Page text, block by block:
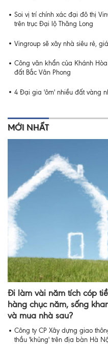
Soi vị trí chính xác đại đô thị
trên trục Đại lộ Thăng Long
Vingroup sẽ xây nhà siêu rẻ,
Công văn khẩn của Khánh
đất Bắc Vân Phong
4 Đại gia 'ôm' nhiều đất vàng
MỚI NHẤT
Đi làm vài năm tích cóp
hàng chục năm, sống
và mua nhà sau?
Công ty CP Xây dựng giao
thầu 'khủng' trên địa bàn Hà